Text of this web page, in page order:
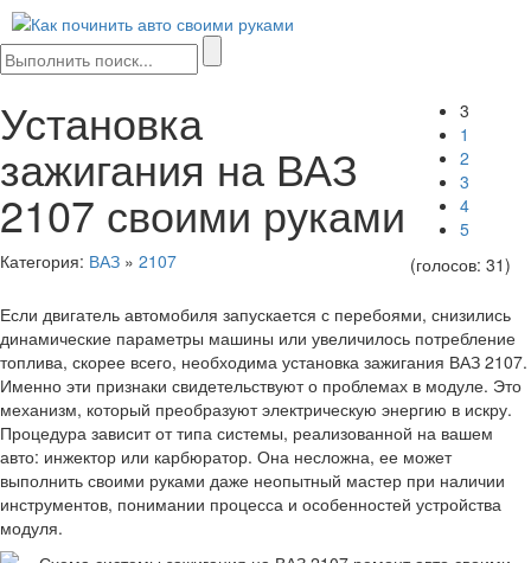
3
1
2
3
4
5
(голосов: 31)
Установка
зажигания на ВАЗ
2107 своими руками
Категория: ВАЗ » 2107
Если двигатель автомобиля запускается с перебоями, снизились
динамические параметры машины или увеличилось потребление
топлива, скорее всего, необходима установка зажигания ВАЗ 2107.
Именно эти признаки свидетельствуют о проблемах в модуле. Это
механизм, который преобразуют электрическую энергию в искру.
Процедура зависит от типа системы, реализованной на вашем
авто: инжектор или карбюратор. Она несложна, ее может
выполнить своими руками даже неопытный мастер при наличии
инструментов, понимании процесса и особенностей устройства
модуля.